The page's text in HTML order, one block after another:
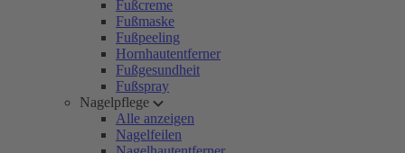
Fußcreme
Fußmaske
Fußpeeling
Hornhautentferner
Fußgesundheit
Fußspray
Nagelpflege
Alle anzeigen
Nagelfeilen